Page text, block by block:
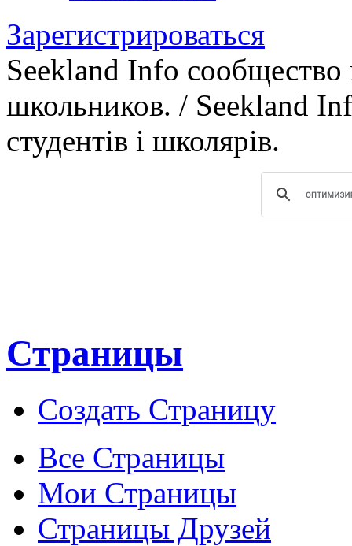
Зарегистрироваться
Seekland Info
школьников. / Seekland
студентів і школярів.
Страницы
Создать Страницу
Все Страницы
Мои Страницы
Страницы Друзей